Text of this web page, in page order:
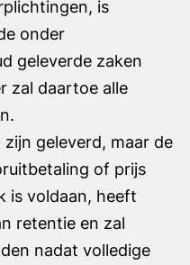
is
onder
geleverde zaken
zal daartoe alle
geleverd, maar de
of prijs
is voldaan, heeft
retentie en zal
nadat volledige